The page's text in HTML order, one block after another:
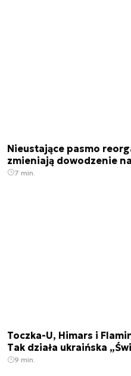
Nieustające pasmo
zmieniają dowodzenie
7 min.
Toczka-U, Himars i
Tak działa ukraińska
9 min.